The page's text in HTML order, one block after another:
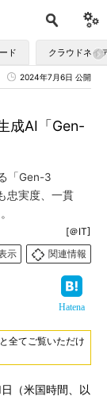
ド クラウドネイ
2024年7月6日 公開
成AI「Gen-
「Gen-3
忠実度、一貫
[＠IT]
示
関連情報
Hatena
全てご覧いただけ
（米国時間、以